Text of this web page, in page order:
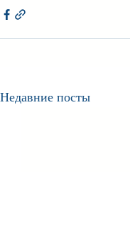
Недавние посты